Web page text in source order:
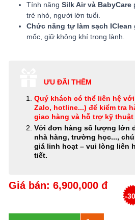
Tính năng Silk Air và BabyCare
trẻ nhỏ, người lớn tuổi.
Chức năng tự làm sạch IClean
mốc, giữ không khí trong lành.
ƯU ĐÃI THÊM
Quý khách có thể liên hệ
Zalo, hotline...) để kiểm tra
giao hàng và hỗ trợ kỹ thuật
Với đơn hàng số lượng lớn
nhà hàng, trường học...,
giá linh hoạt – vui lòng liên
tiết.
Giá bán: 6,900,000 đ
-